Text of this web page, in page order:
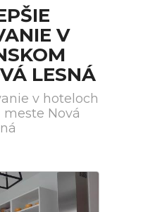
V
LESNÁ
v hoteloch
Nová